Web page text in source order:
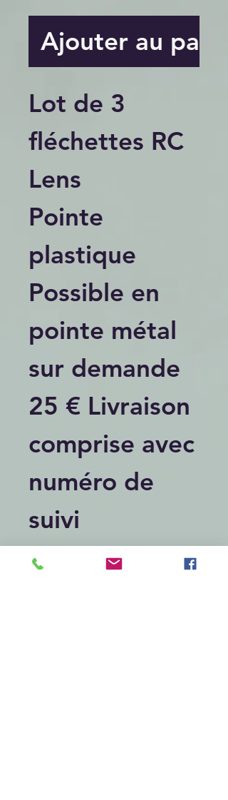
Ajouter au
Lot de 3
fléchettes RC
Lens
Pointe
plastique
Possible en
pointe métal
sur demande
25 € Livraison
comprise avec
numéro de
suivi